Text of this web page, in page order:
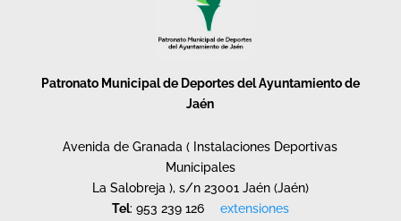
Patronato Municipal de Deportes del Ayuntamiento de
Jaén
Avenida de Granada ( Instalaciones Deportivas
Municipales
La Salobreja ), s/n 23001 Jaén (Jaén)
Tel: 953 239 126
extensiones